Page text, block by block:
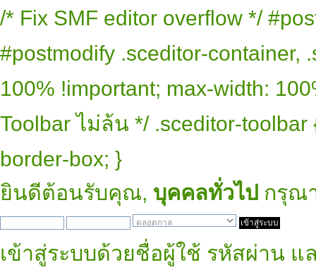
/* Fix SMF editor overflow */
#postmodify .sceditor-container,
100% !important; max-width:
Toolbar ไม่ล้น */ .sceditor-
border-box; }
ยินดีต้อนรับคุณ, บุคคลทั่วไป กรุณ
เข้าสู่ระบบด้วยชื่อผู้ใช้ รหัสผ่าน แ